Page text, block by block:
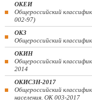
ОКЕИ
Общероссийский
002-97)
ОКЗ
Общероссийский
ОКИН
Общероссийский
2014
ОКИСЗН-2017
Общероссийский
населения. ОК 003-2017